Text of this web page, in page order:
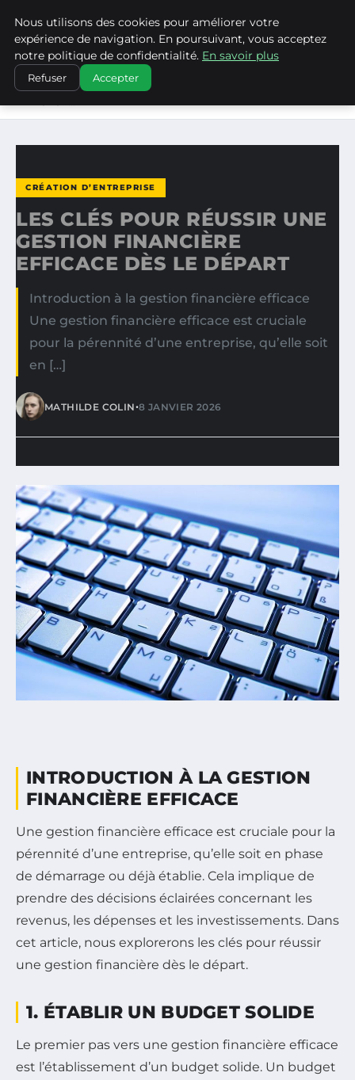
WP CAPE
ACCUEIL
CRÉATION D’ENTREPRISE
LES CLÉS POUR RÉUSSIR UNE GESTION FINANCIÈRE
CRÉATION D’ENTREPRISE
LES CLÉS POUR RÉUSSIR UNE
GESTION FINANCIÈRE
EFFICACE DÈS LE DÉPART
Introduction à la gestion financière efficace
Une gestion financière efficace est cruciale
pour la pérennité d’une entreprise, qu’elle soit
en […]
MATHILDE COLIN•8 JANVIER 2026
INTRODUCTION À LA GESTION
FINANCIÈRE EFFICACE
Une gestion financière efficace est cruciale pour la
pérennité d’une entreprise, qu’elle soit en phase
de démarrage ou déjà établie. Cela implique de
prendre des décisions éclairées concernant les
revenus, les dépenses et les investissements. Dans
cet article, nous explorerons les clés pour réussir
une gestion financière dès le départ.
1. ÉTABLIR UN BUDGET SOLIDE
Le premier pas vers une gestion financière efficace
est l’établissement d’un budget solide. Un budget
Nous utilisons des cookies pour améliorer votre
expérience de navigation. En poursuivant, vous acceptez
notre politique de confidentialité. En savoir plus
Refuser Accepter